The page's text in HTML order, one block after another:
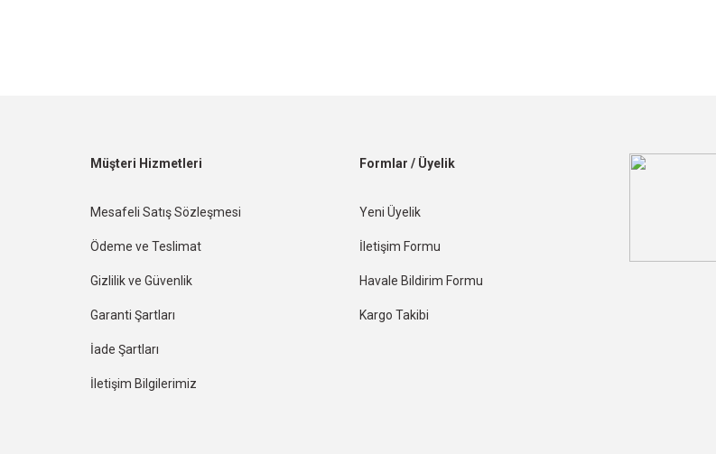
Müşteri Hizmetleri
Mesafeli Satış Sözleşmesi
Ödeme ve Teslimat
Gizlilik ve Güvenlik
Garanti Şartları
İade Şartları
İletişim Bilgilerimiz
Formlar / Üyelik
Yeni Üyelik
İletişim Formu
Havale Bildirim Formu
Kargo Takibi